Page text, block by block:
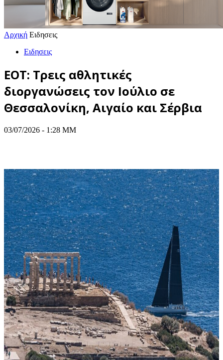
Αρχική Ειδησεις
Ειδησεις
ΕΟΤ: Τρεις αθλητικές
διοργανώσεις τον Ιούλιο σε
Θεσσαλονίκη, Αιγαίο και Σέρβια
03/07/2026 - 1:28 ΜΜ